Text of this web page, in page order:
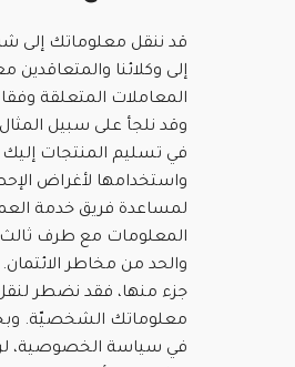
قد ننقل معلوماتك إلى
إلى وكلائنا والمتعاقدين
المعاملات المتعلقة
وقد نلجأ على سبيل
في تسليم المنتجات
واستخدامها لأغراض
لمساعدة فريق خدمة
المعلومات مع طرف ثالث
والحد من مخاطر
جزء منها، فقد نضطر لنقل
معلوماتك الشخصيّة.
في سياسة الخصوصية، لن